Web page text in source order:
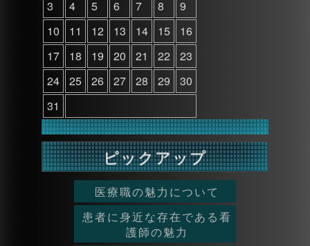
3
4 5 6 7 8
9
10
11 12 13 14 15
16
17
18 19 20 21 22
23
24
25 26 27 28 29
30
31
ピックアップ
医療職の魅力について
患者に身近な存在である看
護師の魅力